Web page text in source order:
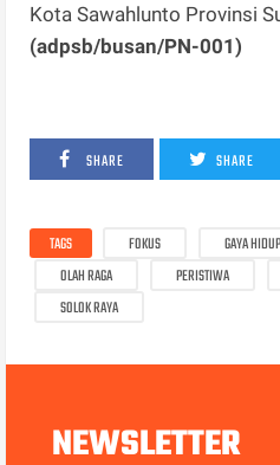
Kota Sawahlunto Provinsi
(adpsb/busan/PN-001)
SHARE SHARE
TAGS FOKUS GAYA HIDUP
OLAH RAGA
PERISTIWA
SOLOK RAYA
NEWSLETTER